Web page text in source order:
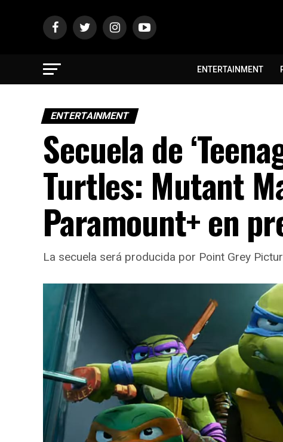
ENTERTAINMENT
ENTERTAINMENT
Secuela de
Turtles: Mutant
Paramount+ en
La secuela será producida por Point Grey